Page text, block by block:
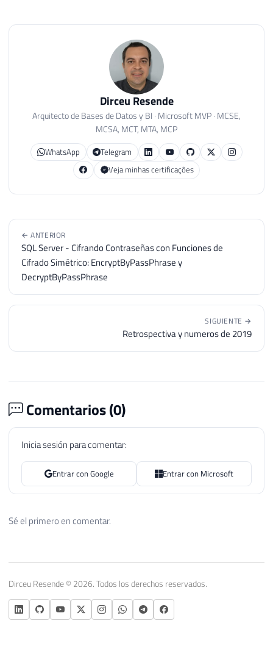
Dirceu Resende
Arquitecto de Bases de Datos y BI · Microsoft MVP · MCSE,
MCSA, MCT, MTA, MCP
WhatsApp
Telegram
Veja minhas certificações
← ANTERIOR
SQL Server - Cifrando Contraseñas con Funciones de
Cifrado Simétrico: EncryptByPassPhrase y
DecryptByPassPhrase
SIGUIENTE →
Retrospectiva y numeros de 2019
Comentarios (0)
Inicia sesión para comentar:
Entrar con Google Entrar con Microsoft
Sé el primero en comentar.
Dirceu Resende © 2026. Todos los derechos reservados.